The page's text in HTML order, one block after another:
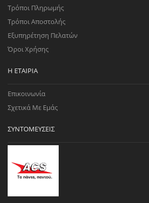
Τρόποι Πληρωμής
Τρόποι Αποστολής
Εξυπηρέτηση Πελατών
Όροι Χρήσης
Η ΕΤΑΙΡΊΑ
Επικοινωνία
Σχετικά Με Εμάς
ΣΥΝΤΟΜΕΎΣΕΙΣ